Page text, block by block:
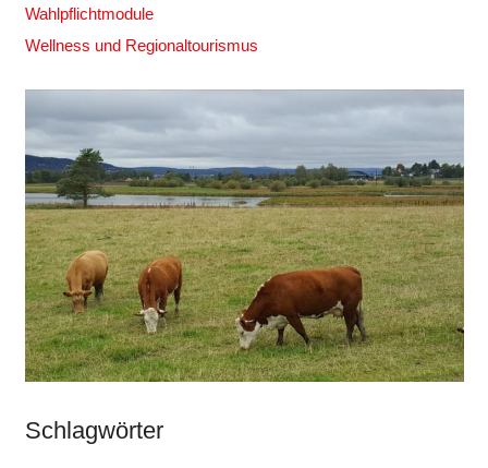
Wahlpflichtmodule
Wellness und Regionaltourismus
Schlagwörter